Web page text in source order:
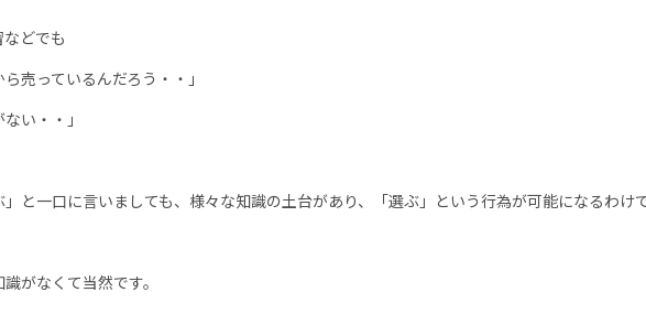
どでも
売っているんだろう・・」
い・・」
と一口に言いましても、様々な知識の土台があり、「選ぶ」という行為が可能になるわけ
がなくて当然です。